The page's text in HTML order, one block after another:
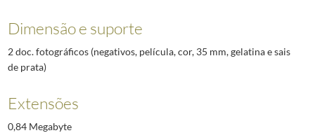
Dimensão e suporte
2 doc. fotográficos (negativos, película, cor, 35 mm, gelatina e sais
de prata)
Extensões
0,84 Megabyte